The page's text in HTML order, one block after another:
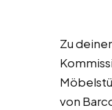
Zu
von